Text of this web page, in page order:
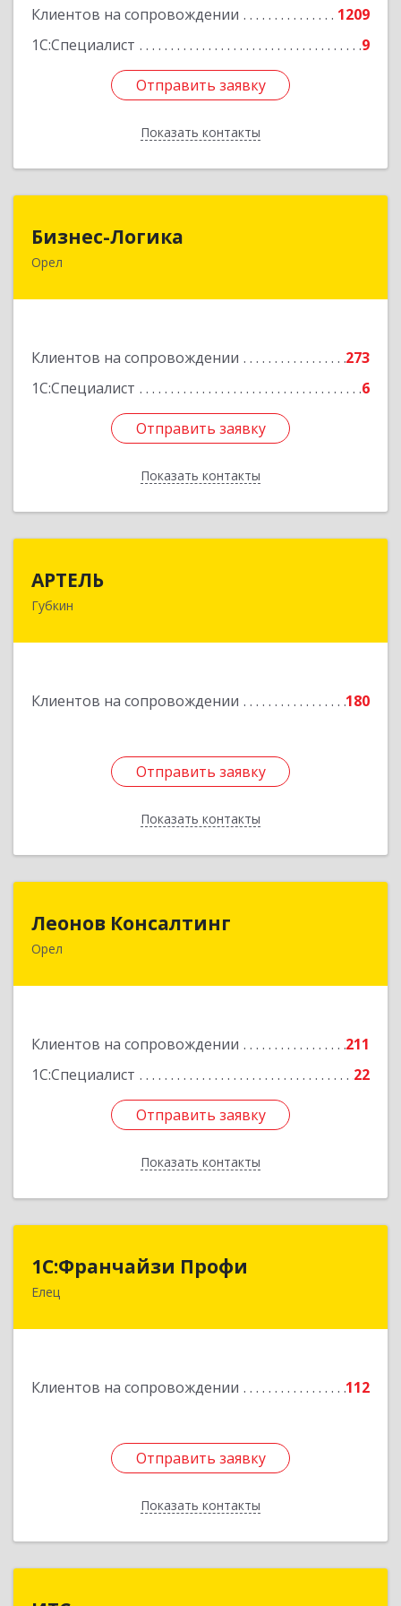
Клиентов на сопровождении
1209
1С:Специалист
9
Отправить заявку
Показать контакты
Отправить заявку
Назад
Бизнес-Логика
Орел
Клиентов на сопровождении
273
1С:Специалист
6
Отправить заявку
Показать контакты
302028, Орловская обл, Орловский р-н, Орел г,
Отправить заявку
Назад
АРТЕЛЬ
Губкин
Клиентов на сопровождении 180
Отправить заявку
Показать контакты
309181, Белгородская обл, Губкинский р-н,
Отправить заявку
Назад
Леонов Консалтинг
Орел
Клиентов на сопровождении
211
1С:Специалист
22
Отправить заявку
Показать контакты
302030, Орловская обл, Орловский р-н, Орел г,
Отправить заявку
Назад
1С:Франчайзи Профи
Елец
Клиентов на сопровождении 112
Отправить заявку
Показать контакты
1С:Франчайзи Профи
Отправить заявку
Назад